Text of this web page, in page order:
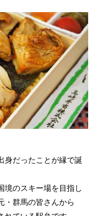
身だったことが縁で誕
境のスキー場を目指し
・群馬の皆さんから